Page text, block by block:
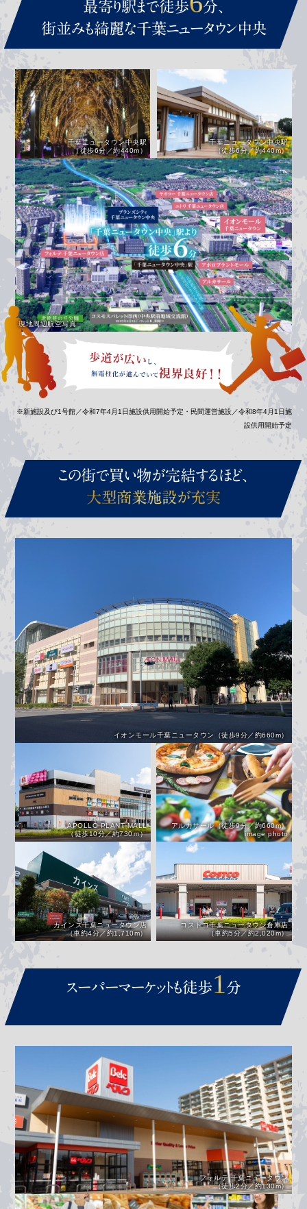
最寄り駅まで徒歩
分、
街並みも綺麗な千葉ニュータウン中央
千葉ニュータウン中央駅
（徒歩6分／約440m）
千葉ニュータウン中央駅
（徒歩6分／約440m）
現地周辺航空写真
※新施設及び1号館／令和7年4月1日施設供用開始予定・民間運営施設／令和8年4月1日施
設供用開始予定
この街で買い物が完結するほど、
大型商業施設が充実
イオンモール千葉ニュータウン（徒歩9分／約660m）
APOLLO PLANT MALL
（徒歩10分／約730ｍ）
アルカサール（徒歩9分／約660m）
image photo
カインズ千葉ニュータウン店
（車約4分／約1,710m）
コストコ千葉ニュータウン倉庫店
（車約5分／約2,020m）
スーパーマーケットも徒歩1分
フォルテ 千葉ニュータウン
（徒歩2分／約130m）